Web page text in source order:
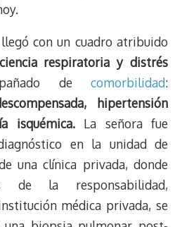
k
t
con un cuadro atribuido
respiratoria y distrés
de comorbilidad:
hipertensión
isquémica.La señora fue
en la unidad de
una clínica privada, donde
de la responsabilidad,
médica privada, se